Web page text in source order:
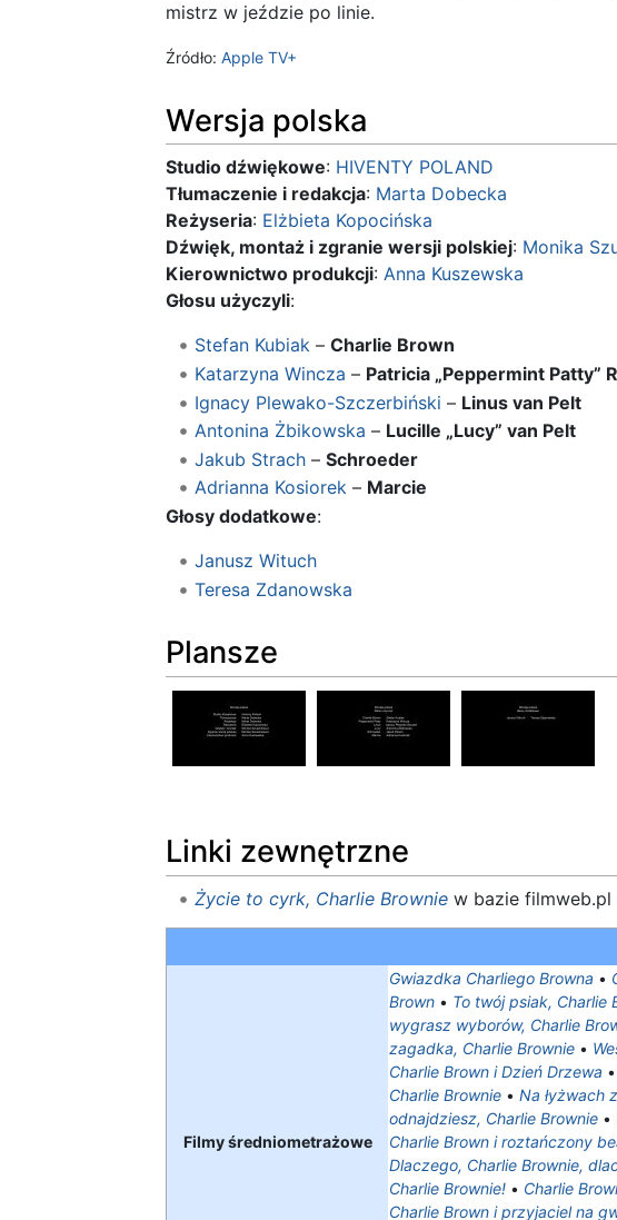
mistrz w jeździe po linie.
Źródło: Apple TV+
Wersja polska
Studio dźwiękowe: HIVENTY POLAND
Tłumaczenie i redakcja: Marta Dobecka
Reżyseria: Elżbieta Kopocińska
Dźwięk, montaż i zgranie wersji polskiej: Monika
Kierownictwo produkcji: Anna Kuszewska
Głosu użyczyli:
Stefan Kubiak– Charlie Brown
Katarzyna Wincza – Patricia „Peppermint Patty”
Ignacy Plewako-Szczerbiński – Linus van Pelt
Antonina Żbikowska – Lucille „Lucy” van Pelt
Jakub Strach– Schroeder
Adrianna Kosiorek– Marcie
Głosy dodatkowe:
Janusz Wituch
Teresa Zdanowska
Plansze
Linki zewnętrzne
Życie to cyrk, Charlie Browniew bazie filmweb.pl
Filmy średniometrażowe
Gwiazdka Charliego Browna •
Brown • To twój psiak, Charlie
wygrasz wyborów, Charlie
zagadka, Charlie Brownie •
Charlie Brown i Dzień Drzewa •
Charlie Brownie • Na łyżwach
odnajdziesz, Charlie Brownie •
Charlie Brown i roztańczony
Dlaczego, Charlie Brownie,
Charlie Brownie! • Charlie
Charlie Brown i przyjaciel na